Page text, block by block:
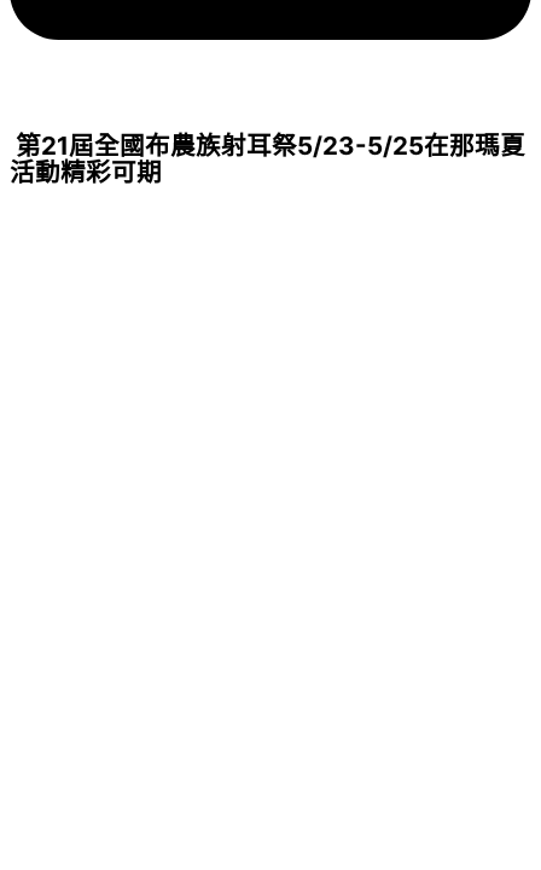
第21屆全國布農族射耳祭5/23-5/25在那瑪夏
活動精彩可期